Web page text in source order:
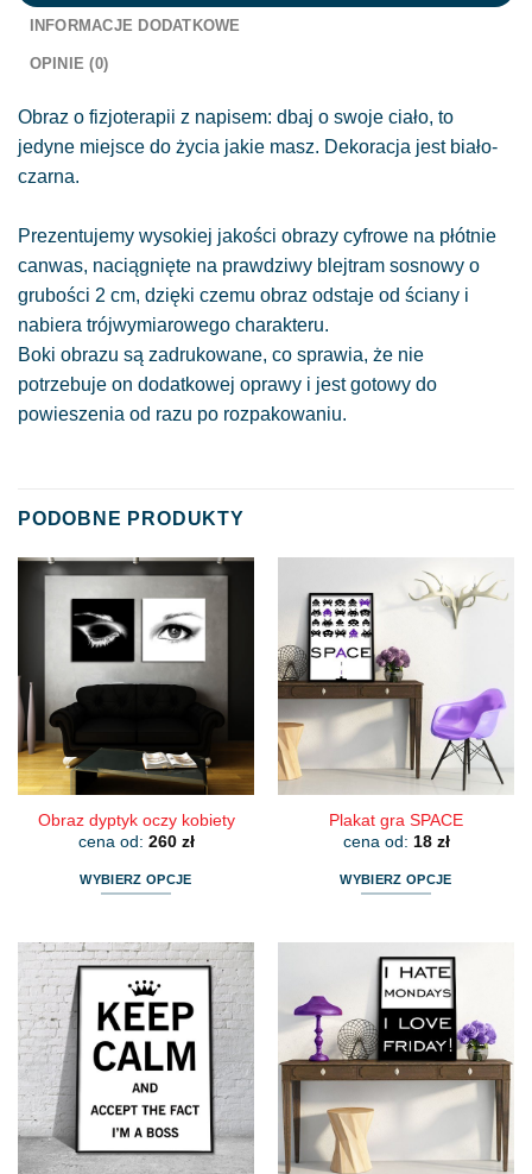
INFORMACJE DODATKOWE
OPINIE (0)
Obraz o fizjoterapii z napisem: dbaj o swoje ciało, to
jedyne miejsce do życia jakie masz. Dekoracja jest biało-
czarna.
Prezentujemy wysokiej jakości obrazy cyfrowe na płótnie
canwas, naciągnięte na prawdziwy blejtram sosnowy o
grubości 2 cm, dzięki czemu obraz odstaje od ściany i
nabiera trójwymiarowego charakteru.
Boki obrazu są zadrukowane, co sprawia, że nie
potrzebuje on dodatkowej oprawy i jest gotowy do
powieszenia od razu po rozpakowaniu.
PODOBNE PRODUKTY
Obraz dyptyk oczy kobiety
cena od: 260 zł
WYBIERZ OPCJE
ma
wiele
wariantów.
Opcje
można
wybrać
na
stronie
produktu
Plakat gra SPACE
cena od: 18 zł
WYBIERZ OPCJE
ma
wiele
wariantów.
Opcje
można
wybrać
produktu